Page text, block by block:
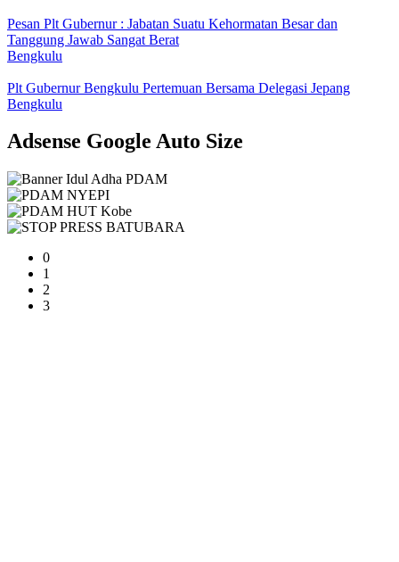
Pesan Plt Gubernur : Jabatan Suatu Kehormatan Besar dan
Tanggung Jawab Sangat Berat
Bengkulu
Plt Gubernur Bengkulu Pertemuan Bersama Delegasi Jepang
Bengkulu
Adsense Google Auto Size
0
1
2
3